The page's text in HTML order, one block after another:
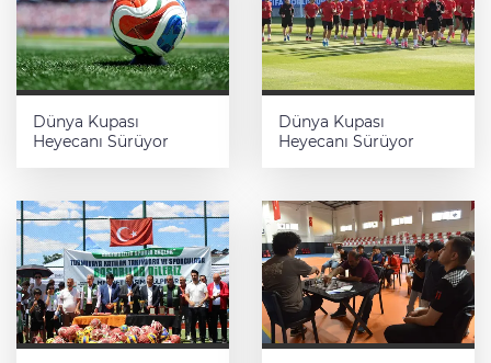
Dünya Kupası
Heyecanı Sürüyor
Dünya Kupası
Heyecanı Sürüyor